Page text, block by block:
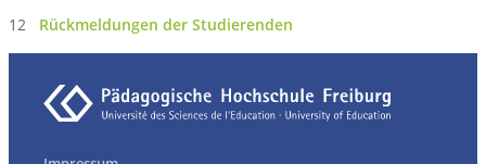
12 Rückmeldungen der Studierenden